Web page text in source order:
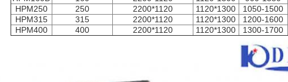
HPM250
250 2200*1120 1120*1300 1050-1500
HPM315
315 2200*1120 1120*1300 1200-1600
HPM400
400 2200*1120 1120*1300 1300-1700